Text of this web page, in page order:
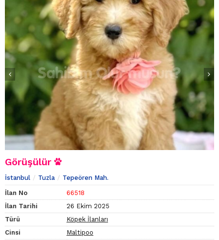
Görüşülür
İstanbul Tuzla Tepeören Mah.
İlan No
66518
İlan Tarihi
26 Ekim 2025
Türü
Köpek İlanları
Cinsi
Maltipoo